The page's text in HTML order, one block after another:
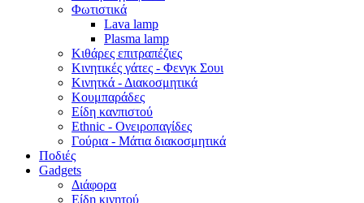
Φωτιστικά
Lava lamp
Plasma lamp
Κιθάρες επιτραπέζιες
Κινητικές γάτες - Φενγκ Σουι
Κινητκά - Διακοσμητικά
Κουμπαράδες
Είδη κανπιστού
Ethnic - Ονειροπαγίδες
Γούρια - Μάτια διακοσμητικά
Ποδιές
Gadgets
Διάφορα
Είδη κινητού